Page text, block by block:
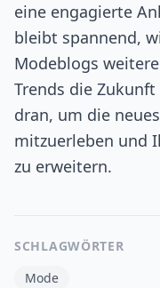
eine engagierte
bleibt spannend,
Modeblogs
Trends die
dran, um die
mitzuerleben und
zu erweitern.
SCHLAGWÖRTER
Mode